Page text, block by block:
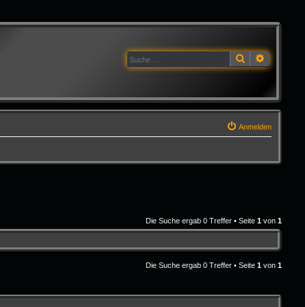
Suche
Anmelden
Die Suche ergab 0 Treffer • Seite1 von1
Die Suche ergab 0 Treffer • Seite1 von1